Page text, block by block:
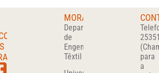
MORADA
Departamento
de
Engenharia
Têxtil
para
a